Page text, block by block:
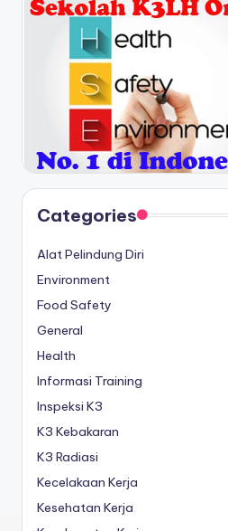
Categories
Alat Pelindung Diri
Environment
Food Safety
General
Health
Informasi Training
Inspeksi K3
K3 Kebakaran
K3 Radiasi
Kecelakaan Kerja
Kesehatan Kerja